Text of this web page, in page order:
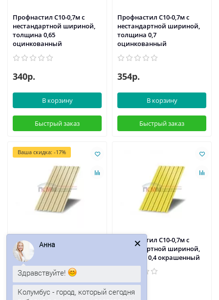
Профнастил С10-0,7м с
нестандартной шириной,
толщина 0,65
оцинкованный
340р.
В корзину
Быстрый заказ
Профнастил С10-0,7м с
нестандартной шириной,
толщина 0,7
оцинкованный
354р.
В корзину
Быстрый заказ
Ваша скидка: -17%
Профнастил С10-0,7м с
нестандартной шириной,
толщина 0,35 окрашенный
288р. 239р.
Профнастил С10-0,7м с
нестандартной шириной,
толщина 0,4 окрашенный
274р.
Анна
Здравствуйте!
Колумбус - город, который сегодня